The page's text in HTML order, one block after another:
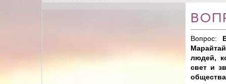
Вопрос:
людей,
свет и